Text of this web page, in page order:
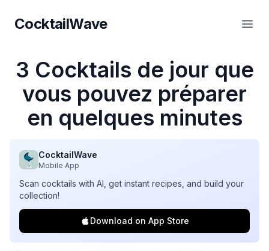
CocktailWave
CocktailWave
3 Cocktails de jour que
vous pouvez préparer
en quelques minutes
CocktailWave
Mobile App
Scan cocktails with AI, get instant recipes, and build your
collection!
Download on App Store